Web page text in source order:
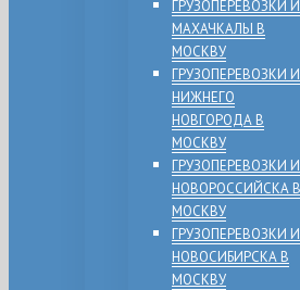
ГРУЗОПЕРЕВОЗКИ
МАХАЧКАЛЫ В
МОСКВУ
ГРУЗОПЕРЕВОЗКИ
НИЖНЕГО
НОВГОРОДА В
МОСКВУ
ГРУЗОПЕРЕВОЗКИ
НОВОРОССИЙСКА В
МОСКВУ
ГРУЗОПЕРЕВОЗКИ
НОВОСИБИРСКА В
МОСКВУ